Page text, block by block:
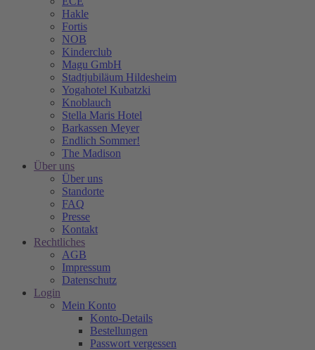
Hakle
Fortis
NOB
Kinderclub
Magu GmbH
Stadtjubiläum Hildesheim
Yogahotel Kubatzki
Knoblauch
Stella Maris Hotel
Barkassen Meyer
Endlich Sommer!
The Madison
Über uns
Über uns
Standorte
FAQ
Presse
Kontakt
Rechtliches
AGB
Impressum
Datenschutz
Login
Mein Konto
Konto-Details
Bestellungen
Passwort vergessen